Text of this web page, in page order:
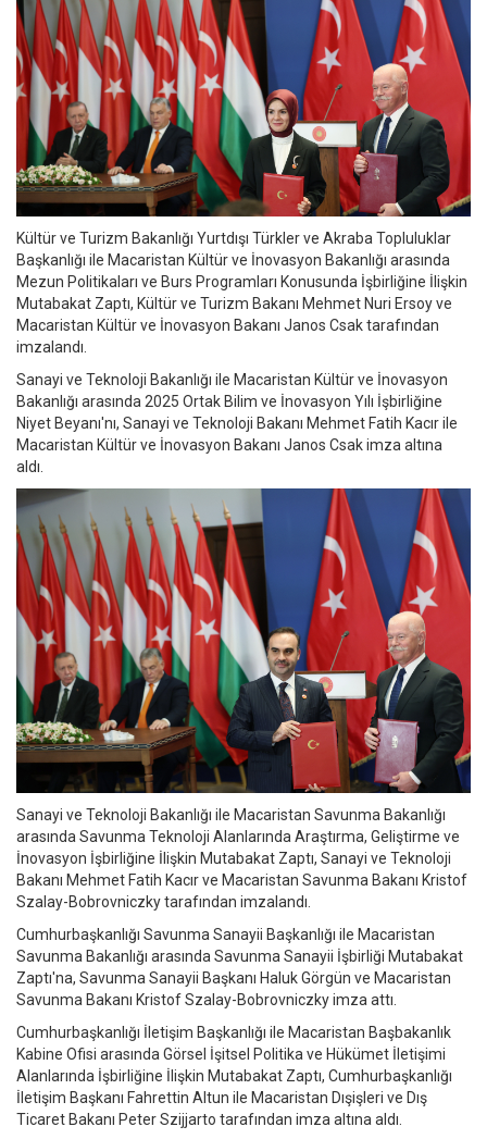
Kültür ve Turizm Bakanlığı Yurtdışı Türkler ve Akraba Topluluklar
Başkanlığı ile Macaristan Kültür ve İnovasyon Bakanlığı arasında
Mezun Politikaları ve Burs Programları Konusunda İşbirliğine İlişkin
Mutabakat Zaptı, Kültür ve Turizm Bakanı Mehmet Nuri Ersoy ve
Macaristan Kültür ve İnovasyon Bakanı Janos Csak tarafından
imzalandı.
Sanayi ve Teknoloji Bakanlığı ile Macaristan Kültür ve İnovasyon
Bakanlığı arasında 2025 Ortak Bilim ve İnovasyon Yılı İşbirliğine
Niyet Beyanı'nı, Sanayi ve Teknoloji Bakanı Mehmet Fatih Kacır ile
Macaristan Kültür ve İnovasyon Bakanı Janos Csak imza altına
aldı.
Sanayi ve Teknoloji Bakanlığı ile Macaristan Savunma Bakanlığı
arasında Savunma Teknoloji Alanlarında Araştırma, Geliştirme ve
İnovasyon İşbirliğine İlişkin Mutabakat Zaptı, Sanayi ve Teknoloji
Bakanı Mehmet Fatih Kacır ve Macaristan Savunma Bakanı Kristof
Szalay-Bobrovniczky tarafından imzalandı.
Cumhurbaşkanlığı Savunma Sanayii Başkanlığı ile Macaristan
Savunma Bakanlığı arasında Savunma Sanayii İşbirliği Mutabakat
Zaptı'na, Savunma Sanayii Başkanı Haluk Görgün ve Macaristan
Savunma Bakanı Kristof Szalay-Bobrovniczky imza attı.
Cumhurbaşkanlığı İletişim Başkanlığı ile Macaristan Başbakanlık
Kabine Ofisi arasında Görsel İşitsel Politika ve Hükümet İletişimi
Alanlarında İşbirliğine İlişkin Mutabakat Zaptı, Cumhurbaşkanlığı
İletişim Başkanı Fahrettin Altun ile Macaristan Dışişleri ve Dış
Ticaret Bakanı Peter Szijjarto tarafından imza altına aldı.